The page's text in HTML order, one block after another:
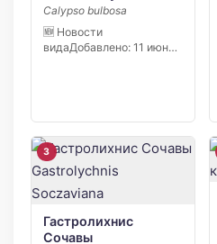
Calypso bulbosa
🆕 Новости
видаДобавлено: 11 июня
3
Гастролихнис
Сочавы